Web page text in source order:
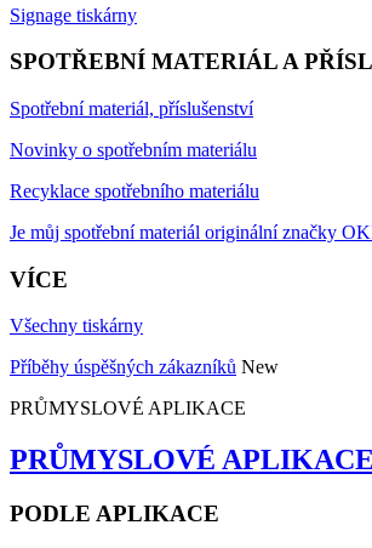
Signage tiskárny
SPOTŘEBNÍ MATERIÁL A
Spotřební materiál, příslušenství
Novinky o spotřebním materiálu
Recyklace spotřebního materiálu
Je můj spotřební materiál originální značky
VÍCE
Všechny tiskárny
Příběhy úspěšných zákazníků New
PRŮMYSLOVÉ APLIKACE
PRŮMYSLOVÉ APLIKACE
PODLE APLIKACE